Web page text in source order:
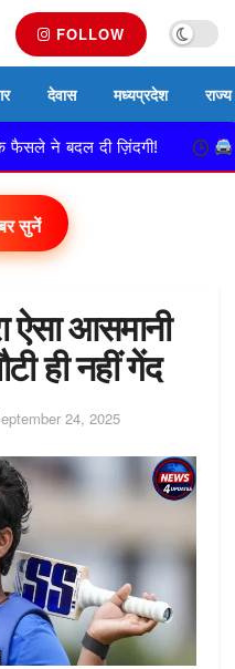
FOLLOW
देवास मध्यप्रदेश राज्य
दी ज़िंदगी! नेमावर
सुनें
ऐसा आसमानी
ही नहीं गेंद
24, 2025